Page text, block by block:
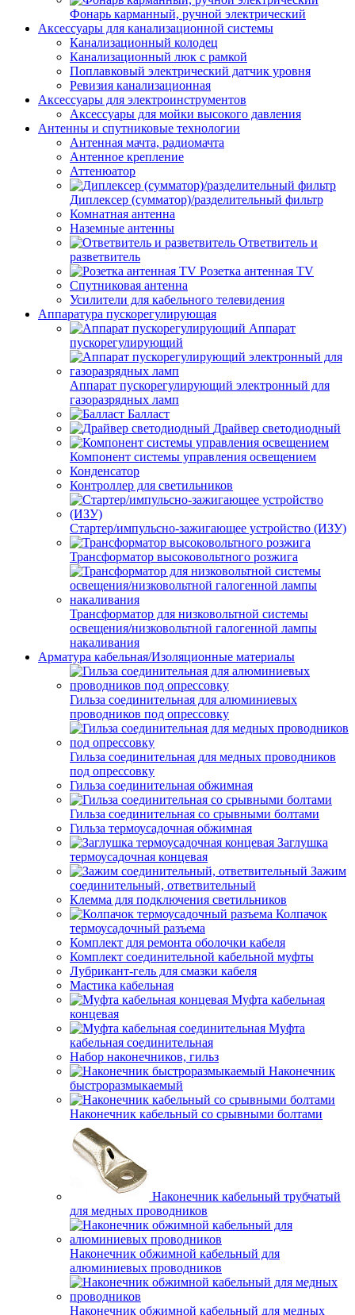
Фонарь карманный, ручной электрический
Аксессуары для канализационной системы
Канализационный колодец
Канализационный люк с рамкой
Поплавковый электрический датчик уровня
Ревизия канализационная
Аксессуары для электроинструментов
Аксессуары для мойки высокого давления
Антенны и спутниковые технологии
Антенная мачта, радиомачта
Антенное крепление
Аттенюатор
Диплексер (сумматор)/разделительный фильтр
Комнатная антенна
Наземные антенны
Ответвитель и
разветвитель
Розетка антенная TV
Спутниковая антенна
Усилители для кабельного телевидения
Аппаратура пускорегулирующая
Аппарат
пускорегулирующий
Аппарат пускорегулирующий электронный для
газоразрядных ламп
Балласт
Драйвер светодиодный
Компонент системы управления освещением
Конденсатор
Контроллер для светильников
Стартер/импульсно-зажигающее устройство (ИЗУ)
Трансформатор высоковольтного розжига
Трансформатор для низковольтной системы
освещения/низковольтной галогенной лампы
накаливания
Арматура кабельная/Изоляционные материалы
Гильза соединительная для алюминиевых
проводников под опрессовку
Гильза соединительная для медных проводников
под опрессовку
Гильза соединительная обжимная
Гильза соединительная со срывными болтами
Гильза термоусадочная обжимная
Заглушка
термоусадочная концевая
Зажим
соединительный, ответвительный
Клемма для подключения светильников
Колпачок
термоусадочный разъема
Комплект для ремонта оболочки кабеля
Комплект соединительной кабельной муфты
Лубрикант-гель для смазки кабеля
Мастика кабельная
Муфта кабельная
концевая
Муфта
кабельная соединительная
Набор наконечников, гильз
Наконечник
быстроразмыкаемый
Наконечник кабельный со срывными болтами
Наконечник кабельный трубчатый
для медных проводников
Наконечник обжимной кабельный для
алюминиевых проводников
Наконечник обжимной кабельный для медных